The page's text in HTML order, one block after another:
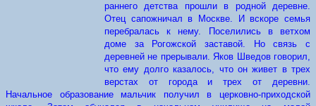
раннего детства прошли в родной деревне.
Отец сапожничал в Москве. И вскоре семья
перебралась к нему. Поселились в ветхом
доме за Рогожской заставой. Но связь с
деревней не прерывали. Яков Шведов говорил,
что ему долго казалось, что он живет в трех
верстах от города и трех от деревни.
Начальное образование мальчик получил в церковно-приходской